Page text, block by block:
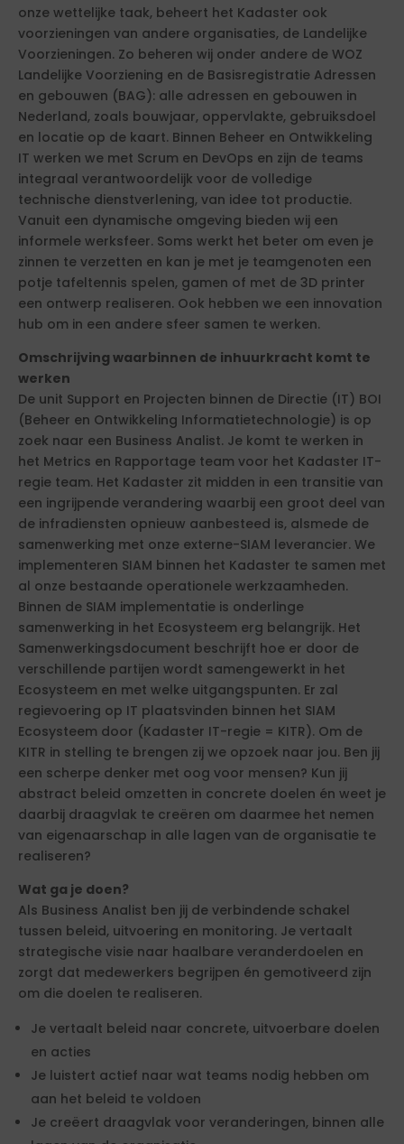
onze wettelijke taak, beheert het Kadaster ook
voorzieningen van andere organisaties, de Landelijke
Voorzieningen. Zo beheren wij onder andere de WOZ
Landelijke Voorziening en de Basisregistratie Adressen
en gebouwen (BAG): alle adressen en gebouwen in
Nederland, zoals bouwjaar, oppervlakte, gebruiksdoel
en locatie op de kaart. Binnen Beheer en Ontwikkeling
IT werken we met Scrum en DevOps en zijn de teams
integraal verantwoordelijk voor de volledige
technische dienstverlening, van idee tot productie.
Vanuit een dynamische omgeving bieden wij een
informele werksfeer. Soms werkt het beter om even je
zinnen te verzetten en kan je met je teamgenoten een
potje tafeltennis spelen, gamen of met de 3D printer
een ontwerp realiseren. Ook hebben we een innovation
hub om in een andere sfeer samen te werken.
Omschrijving waarbinnen de inhuurkracht komt te
werken
De unit Support en Projecten binnen de Directie (IT) BOI
(Beheer en Ontwikkeling Informatietechnologie) is op
zoek naar een Business Analist. Je komt te werken in
het Metrics en Rapportage team voor het Kadaster IT-
regie team. Het Kadaster zit midden in een transitie van
een ingrijpende verandering waarbij een groot deel van
de infradiensten opnieuw aanbesteed is, alsmede de
samenwerking met onze externe-SIAM leverancier. We
implementeren SIAM binnen het Kadaster te samen met
al onze bestaande operationele werkzaamheden.
Binnen de SIAM implementatie is onderlinge
samenwerking in het Ecosysteem erg belangrijk. Het
Samenwerkingsdocument beschrijft hoe er door de
verschillende partijen wordt samengewerkt in het
Ecosysteem en met welke uitgangspunten. Er zal
regievoering op IT plaatsvinden binnen het SIAM
Ecosysteem door (Kadaster IT-regie = KITR). Om de
KITR in stelling te brengen zij we opzoek naar jou. Ben jij
een scherpe denker met oog voor mensen? Kun jij
abstract beleid omzetten in concrete doelen én weet je
daarbij draagvlak te creëren om daarmee het nemen
van eigenaarschap in alle lagen van de organisatie te
realiseren?
Wat ga je doen?
Als Business Analist ben jij de verbindende schakel
tussen beleid, uitvoering en monitoring. Je vertaalt
strategische visie naar haalbare veranderdoelen en
zorgt dat medewerkers begrijpen én gemotiveerd zijn
om die doelen te realiseren.
Je vertaalt beleid naar concrete, uitvoerbare doelen
en acties
Je luistert actief naar wat teams nodig hebben om
aan het beleid te voldoen
Je creëert draagvlak voor veranderingen, binnen alle